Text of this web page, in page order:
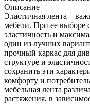
Описание
Эластичная лента –
мебели. При ее выборе
эластичность и
один из лучших
прочный каркас для
структуре и
сохранить эти
комфорту и
мебельная лента
растяжения, в